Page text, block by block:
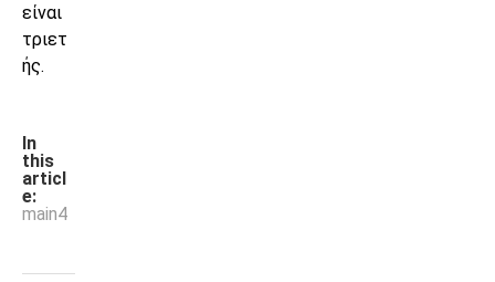
είναι
τριετ
ής.
In
this
articl
e:
main4